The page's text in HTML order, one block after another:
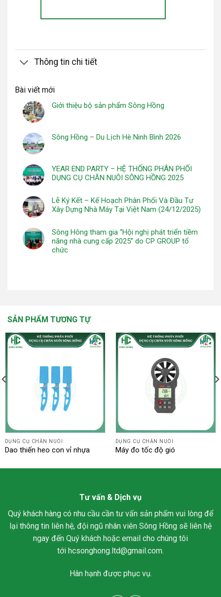
Thông tin chi tiết
Bài viết mới
Giới thiệu bộ sản phẩm Sông Hồng
Sông Hồng – Du Lịch Hè Ninh Bình 2026
YEAR END PARTY – HỆ THỐNG PHÂN PHỐI
DỤNG CỤ CHĂN NUÔI SÔNG HỒNG 2025
Lễ Ký Kết – Kế Hoạch Phân Phối Và Đầu Tư
Xây Dựng Nhà Máy Tại Việt Nam (24/12/2025)
Sông Hông tham gia “Hội nghị phát triển tiềm
năng nhà cung cấp 2025” do CP GROUP tổ
chức
SẢN PHẨM TƯƠNG TỰ
DỤNG CỤ CHĂN NUÔI
Dao thiến heo con vỉ nhựa
DỤNG CỤ CHĂN NUÔI
Máy đo tốc độ gió
Tư vấn & Dịch vụ
Quý khách hàng có nhu cầu cần tư vấn sản phẩm vui lòng để
lại thông tin liên hệ, đội ngũ nhân viên Sông Hồng sẽ liên hệ
ngay đến Quý khách hoặc email cho chúng tôi
tới hcsonghong.ltd@gmail.com.
Hân hạnh được phục vụ.